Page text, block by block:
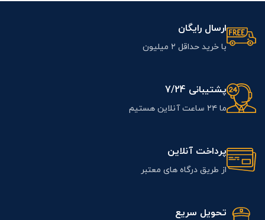
ارسال رایگان
با خرید حداقل ۲ میلیون
پشتیبانی 7/24
ما ۲۴ ساعت آنلاین هستیم
پرداخت آنلاین
از طریق درگاه های معتبر
تحویل سریع